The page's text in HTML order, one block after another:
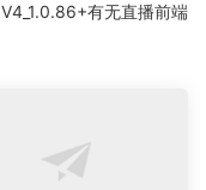
V4_1.0.86+有无直播前端